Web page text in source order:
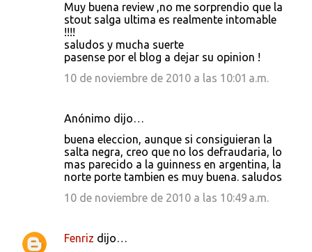
Muy buena review ,no me sorprendio que la
stout salga ultima es realmente intomable
!!!!
saludos y mucha suerte
pasense por el blog a dejar su opinion !
10 de noviembre de 2010 a las 10:01 a.m.
Anónimo dijo…
buena eleccion, aunque si consiguieran la
salta negra, creo que no los defraudaria, lo
mas parecido a la guinness en argentina, la
norte porte tambien es muy buena. saludos
10 de noviembre de 2010 a las 10:49 a.m.
Fenriz dijo…